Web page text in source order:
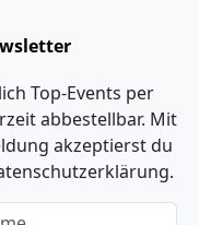
Top-Events per
abbestellbar. Mit
akzeptierst du